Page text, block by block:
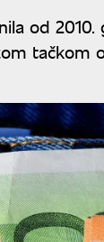
od
tačkom